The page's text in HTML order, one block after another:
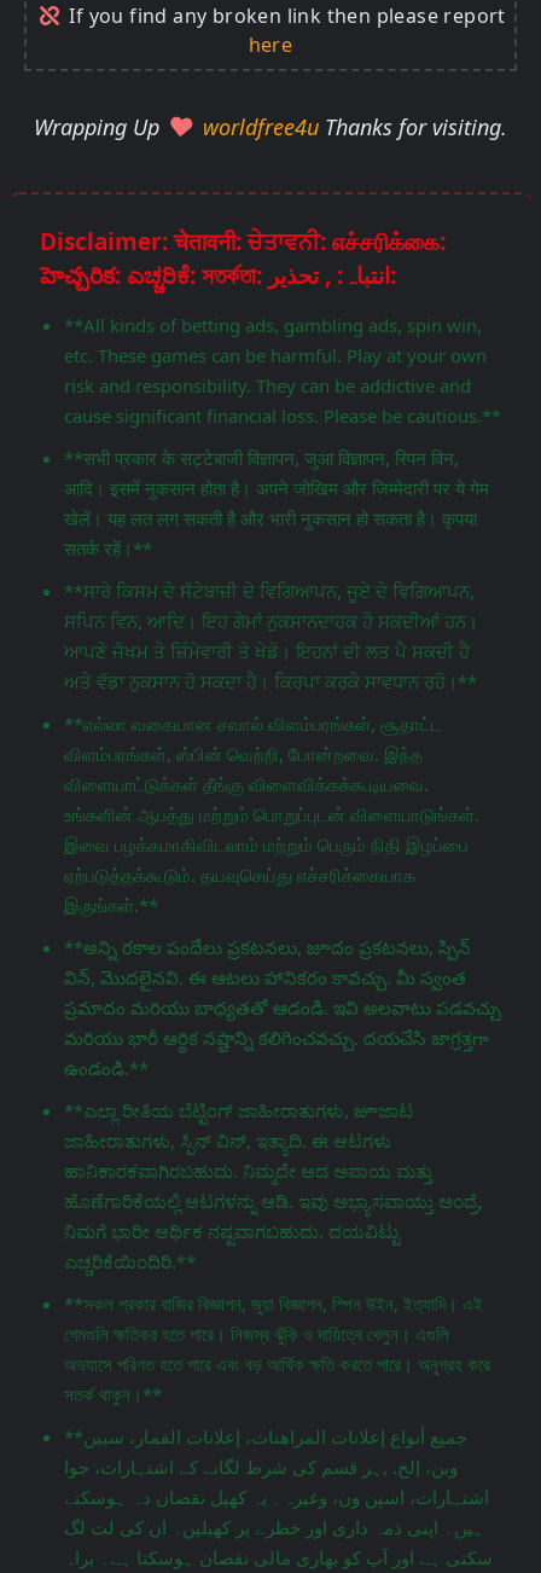
If you find any broken link then please report
here
Wrapping Up worldfree4u Thanks for visiting.
Disclaimer: चेतावनी: ਚੇਤਾਵਨੀ: எச்சரிக்கை:
హెచ్చరిక: ಎಚ್ಚರಿಕೆ: সতর্কতা: انتباہ: , تحذير:
**All kinds of betting ads, gambling ads, spin win,
etc. These games can be harmful. Play at your own
risk and responsibility. They can be addictive and
cause significant financial loss. Please be cautious.**
**सभी प्रकार के सट्टेबाजी विज्ञापन, जुआ विज्ञापन, स्पिन विन,
आदि। इसमें नुकसान होता है। अपने जोखिम और जिम्मेदारी पर ये गेम
खेलें। यह लत लग सकती है और भारी नुकसान हो सकता है। कृपया
सतर्क रहें।**
**ਸਾਰੇ ਕਿਸਮ ਦੇ ਸੱਟੇਬਾਜ਼ੀ ਦੇ ਵਿਗਿਆਪਨ, ਜੂਏ ਦੇ ਵਿਗਿਆਪਨ,
ਸਪਿਨ ਵਿਨ, ਆਦਿ। ਇਹ ਗੇਮਾਂ ਨੁਕਸਾਨਦਾਹਕ ਹੋ ਸਕਦੀਆਂ ਹਨ।
ਆਪਣੇ ਜੋਖਮ ਤੇ ਜ਼ਿੰਮੇਵਾਰੀ ਤੇ ਖੇਡੋ। ਇਹਨਾਂ ਦੀ ਲਤ ਪੈ ਸਕਦੀ ਹੈ
ਅਤੇ ਵੱਡਾ ਨੁਕਸਾਨ ਹੋ ਸਕਦਾ ਹੈ। ਕਿਰਪਾ ਕਰਕੇ ਸਾਵਧਾਨ ਰਹੋ।**
**எல்லா வகையான சவால் விளம்பரங்கள், சூதாட்ட
விளம்பரங்கள், ஸ்பின் வெற்றி, போன்றவை. இந்த
விளையாட்டுக்கள் தீங்கு விளைவிக்கக்கூடியவை.
உங்களின் ஆபத்து மற்றும் பொறுப்புடன் விளையாடுங்கள்.
இவை பழக்கமாகிவிடலாம் மற்றும் பெரும் நிதி இழப்பை
ஏற்படுத்தக்கூடும். தயவுசெய்து எச்சரிக்கையாக
இருங்கள்.**
**అన్ని రకాల పందేలు ప్రకటనలు, జూదం ప్రకటనలు, స్పిన్
విన్, మొదలైనవి. ఈ ఆటలు హానికరం కావచ్చు. మీ స్వంత
ప్రమాదం మరియు బాధ్యతతో ఆడండి. ఇవి అలవాటు పడవచ్చు
మరియు భారీ ఆర్థిక నష్టాన్ని కలిగించవచ్చు. దయచేసి జాగ్రತ್ತగా
ఉండండి.**
**ಎಲ್ಲಾ ರೀತಿಯ ಬೆಟ್ಟಿಂಗ್ ಜಾಹೀರಾತುಗಳು, జూಜಾಟ
ಜಾಹೀರಾತುಗಳು, ಸ್ಪಿನ್ ವಿನ್, ಇತ್ಯಾದಿ. ಈ ಆಟಗಳು
ಹಾನಿಕಾರಕವಾಗಿರಬಹುದು. ನಿಮ್ಮದೇ ಆದ ಅಪಾಯ ಮತ್ತು
ಹೊಣೆಗಾರಿಕೆಯಲ್ಲಿ ಆಟಗಳನ್ನು ಆಡಿ. ಇವು ಅಭ್ಯಾಸವಾಯ್ತು ಅಂದ್ರೆ,
ನಿಮಗೆ ಭಾರೀ ಆರ್ಥಿಕ ನಷ್ಟವಾಗಬಹುದು. ದಯವಿಟ್ಟು
ಎಚ್ಚರಿಕೆಯಿಂದಿರಿ.**
**সকল প্রকার বাজির বিজ্ঞাপন, জুয়া বিজ্ঞাপন, স্পিন উইন, ইত্যাদি। এই
গেমগুলি ক্ষতিকর হতে পারে। নিজস্ব ঝুঁকি ও দায়িত্বে খেলুন। এগুলি
অভ্যাসে পরিণত হতে পারে এবং বড় আর্থিক ক্ষতি করতে পারে। অনুগ্রহ করে
সতর্ক থাকুন।**
**جميع أنواع إعلانات المراهنات، إعلانات القمار، سبين
وين، إلخ. ,ہر قسم کی شرط لگانے کے اشتہارات، جوا
اشتہارات، اسپن ون، وغیرہ۔ یہ کھیل نقصان دہ ہوسکتے
ہیں۔ اپنی ذمہ داری اور خطرے پر کھیلیں۔ ان کی لت لگ
سکتی ہے اور آپ کو بھاری مالی نقصان ہوسکتا ہے۔ براہ